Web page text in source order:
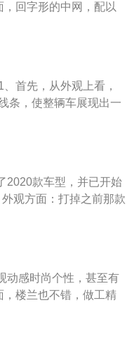
回字形的中网，配以
两侧犀利狭长的大灯，
显得时尚无比；3、内
和黑饰板的装饰也是提
，还有中控大屏不规则
方面无不突出这款车的
首先，从外观上看，
条，使整辆车展现出一
的改进，在外形上更
排乘客，新的汉兰达
2020款车型，并已开始
观方面：打掉之前那款
的人一点都不喜欢，外
籁，风格差不多，但
得非常豪华，两种内饰
黑色看起来比较大气。
动感时尚个性，甚至有
楼兰也不错，做工精
上同级别的冠道等，但